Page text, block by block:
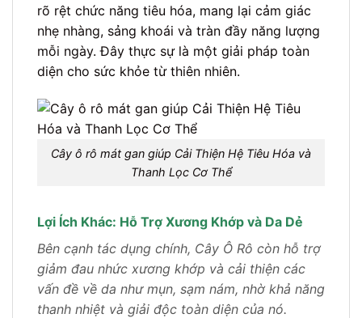
rõ rệt chức năng tiêu hóa, mang lại cảm giác
nhẹ nhàng, sảng khoái và tràn đầy năng lượng
mỗi ngày. Đây thực sự là một giải pháp toàn
diện cho sức khỏe từ thiên nhiên.
Cây ô rô mát gan giúp Cải Thiện Hệ Tiêu Hóa và
Thanh Lọc Cơ Thể
Lợi Ích Khác: Hỗ Trợ Xương Khớp và Da Dẻ
Bên cạnh tác dụng chính, Cây Ô Rô còn hỗ trợ
giảm đau nhức xương khớp và cải thiện các
vấn đề về da như mụn, sạm nám, nhờ khả năng
thanh nhiệt và giải độc toàn diện của nó.